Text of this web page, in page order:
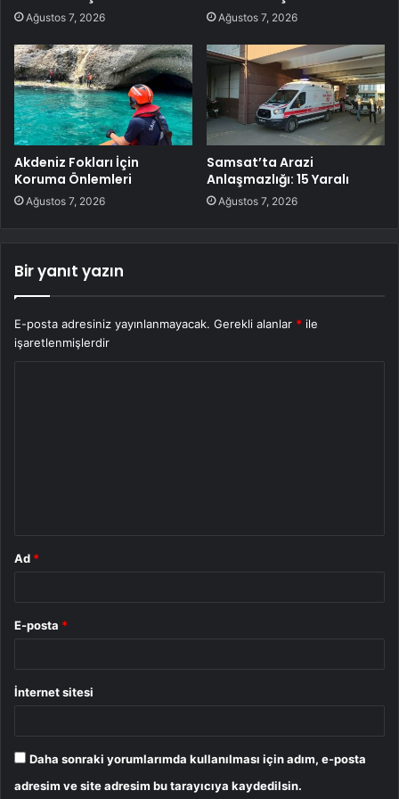
Ağustos 7, 2026 Ağustos 7, 2026
Akdeniz Fokları İçin
Koruma Önlemleri
Ağustos 7, 2026
Samsat’ta Arazi
Anlaşmazlığı: 15 Yaralı
Ağustos 7, 2026
Bir yanıt yazın
E-posta adresiniz yayınlanmayacak. Gerekli alanlar * ile
işaretlenmişlerdir
Ad *
E-posta *
İnternet sitesi
Daha sonraki yorumlarımda kullanılması için adım, e-posta
adresim ve site adresim bu tarayıcıya kaydedilsin.